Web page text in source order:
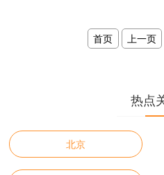
首页 上一页
热点
北京